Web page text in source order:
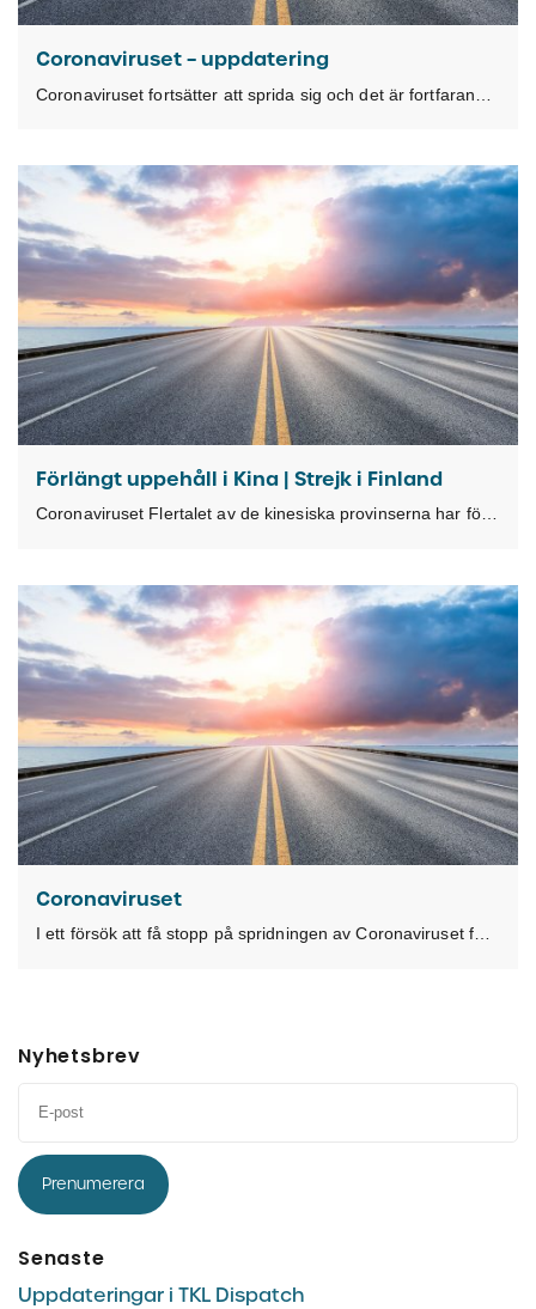
Coronaviruset – uppdatering
Förlängt uppehåll i Kina | Strejk i Finland
Coronaviruset Flertalet av de kinesiska provinserna har förlängt ledigheterna t.o.m. den 10 februari och Hubeiprovinsen
Coronaviruset
I ett försök att få stopp på spridningen av Coronaviruset förlängs ledigheten i samband med
Nyhetsbrev
Prenumerera
Senaste
Uppdateringar i TKL Dispatch